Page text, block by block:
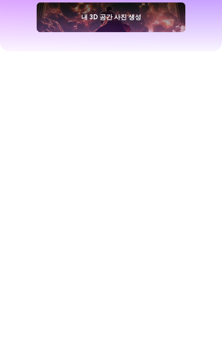
내 3D 공간 사진 생성